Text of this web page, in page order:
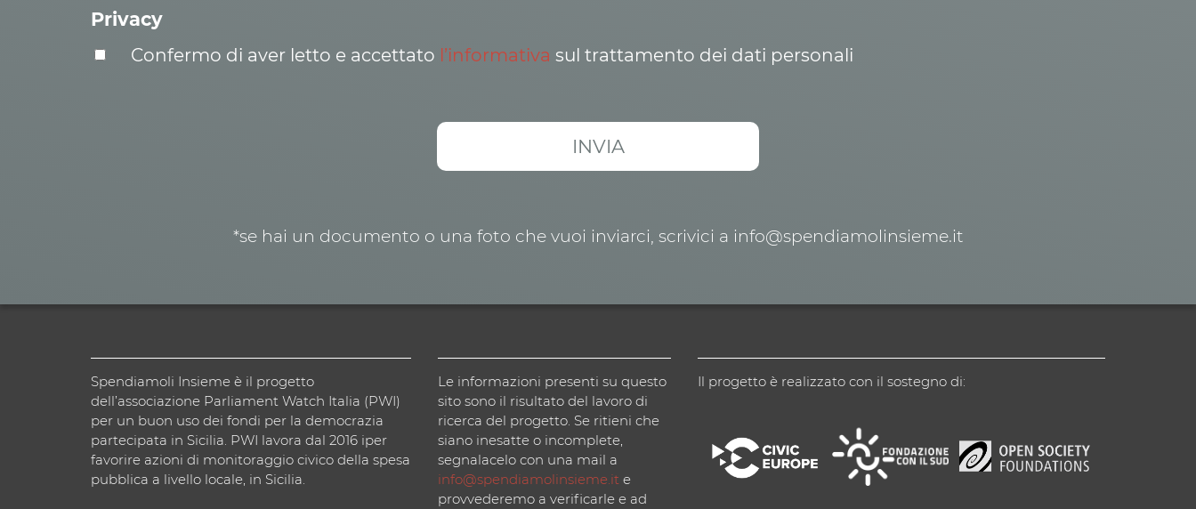
Privacy
Confermo di aver letto e accettato l’informativa sul trattamento dei dati personali
*se hai un documento o una foto che vuoi inviarci, scrivici a info@spendiamolinsieme.it
Spendiamoli Insieme è il progetto
dell’associazione Parliament Watch Italia (PWI)
per un buon uso dei fondi per la democrazia
partecipata in Sicilia. PWI lavora dal 2016 iper
favorire azioni di monitoraggio civico della spesa
pubblica a livello locale, in Sicilia.
Le informazioni presenti su questo
sito sono il risultato del lavoro di
ricerca del progetto. Se ritieni che
siano inesatte o incomplete,
segnalacelo con una mail a
info@spendiamolinsieme.ite
provvederemo a verificarle e ad
Il progetto è realizzato con il sostegno di: